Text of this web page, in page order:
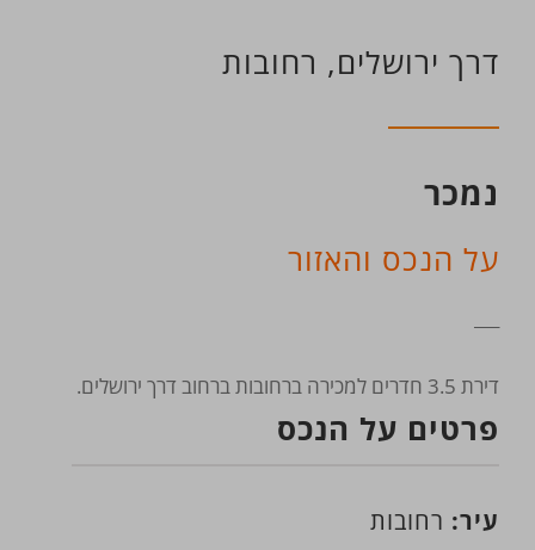
דרך ירושלים, רחובות
נמכר
על הנכס והאזור
דירת 3.5 חדרים למכירה ברחובות ברחוב דרך ירושלים.
פרטים על הנכס
עיר: רחובות